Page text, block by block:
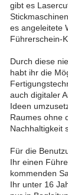
gibt es
es angeleitete
Führerschein-
Durch diese
habt ihr die
auch digitaler
Ideen
Raumes ohne
Nachhaltigkeit
Für die
Ihr einen
kommenden
Ihr unter 16